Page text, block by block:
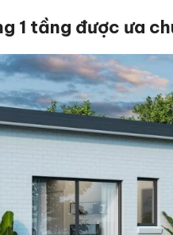
1 tầng được ưa